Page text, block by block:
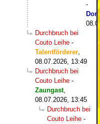
-
Durchbruch bei
Couto Leihe -
Talentförderer,
08.07.2026, 13:49
Durchbruch bei
Couto Leihe -
Zaungast,
08.07.2026, 13:45
Durchbruch bei
Couto Leihe -